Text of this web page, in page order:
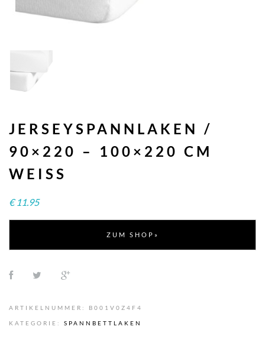
JERSEYSPANNLAKEN /
90×220 – 100×220 CM
WEISS
€ 11.95
ZUM SHOP»
ARTIKELNUMMER: B001V0Z4F4
KATEGORIE: SPANNBETTLAKEN